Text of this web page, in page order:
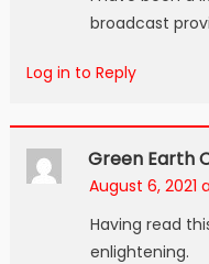
broadcast
Log in to Reply
Green Earth
August 6, 2021
Having read
enlightening.